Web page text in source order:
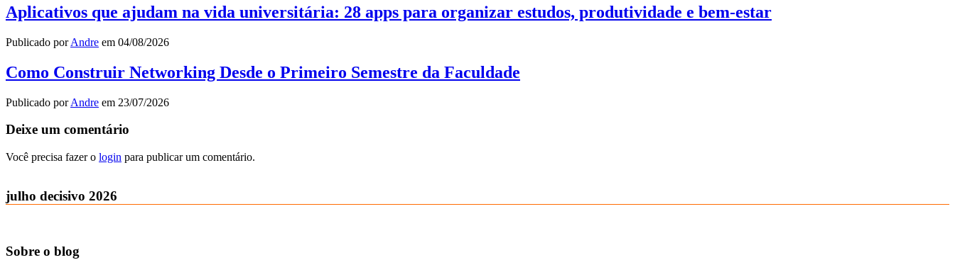
Aplicativos que ajudam na vida universitária: 28 apps para organizar estudos, produtividade e bem-estar
Publicado porAndre em 04/08/2026
Como Construir Networking Desde o Primeiro Semestre da Faculdade
Publicado porAndre em 23/07/2026
Deixe um comentário
Você precisa fazer o login para publicar um comentário.
julho decisivo 2026
Sobre o blog